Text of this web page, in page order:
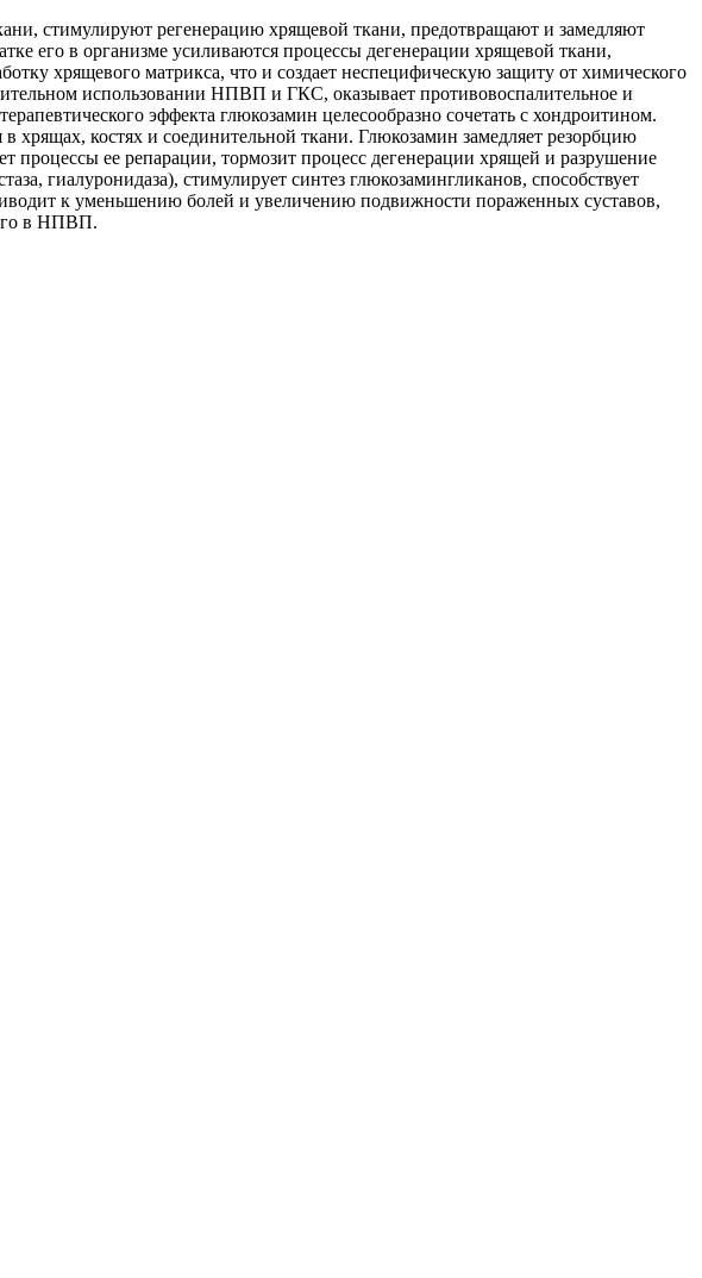
стимулируют регенерацию хрящевой ткани, предотвращают и замедляют
его в организме усиливаются процессы дегенерации хрящевой ткани,
хрящевого матрикса, что и создает неспецифическую защиту от химического
использовании НПВП и ГКС, оказывает противовоспалительное и
эффекта глюкозамин целесообразно сочетать с хондроитином.
костях и соединительной ткани. Глюкозамин замедляет резорбцию
ее репарации, тормозит процесс дегенерации хрящей и разрушение
гиалуронидаза), стимулирует синтез глюкозамингликанов, способствует
к уменьшению болей и увеличению подвижности пораженных суставов,
в НПВП.